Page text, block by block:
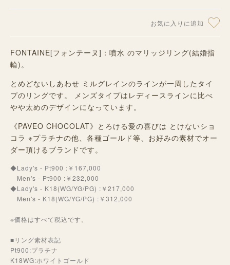
お気に入りに追加
FONTAINE[フォンテーヌ]：噴水 のマリッジリング(結婚指
輪)。
とめどないしあわせ ミルグレインのラインが一周したタイ
プのリングです。 メンズタイプはレディースラインに比べ
やや太めのデザインになっています。
《PAVEO CHOCOLAT》とろける愛の喜びは とけないショ
コラ ※プラチナの他、各種ゴールド等、お好みの素材でオー
ダー頂けるブランドです。
◆Lady's - Pt900 :￥167,000
Men's - Pt900 :￥232,000
◆Lady's - K18(WG/YG/PG) :￥217,000
Men's - K18(WG/YG/PG) :￥312,000
※価格はすべて税込です。
■リング素材表記
Pt900:プラチナ
K18WG:ホワイトゴールド